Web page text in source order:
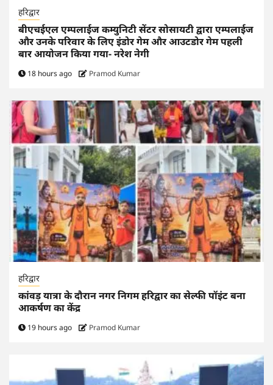
हरिद्वार
बीएचईएल एम्पलाईज कम्युनिटी सेंटर सोसायटी द्वारा एम्पलाईज
और उनके परिवार के लिए इंडोर गेम और आउटडोर गेम पहली
बार आयोजन किया गया- नरेश नेगी
18 hours ago Pramod Kumar
हरिद्वार
कांवड़ यात्रा के दौरान नगर निगम हरिद्वार का सेल्फी पॉइंट बना
आकर्षण का केंद्र
19 hours ago Pramod Kumar